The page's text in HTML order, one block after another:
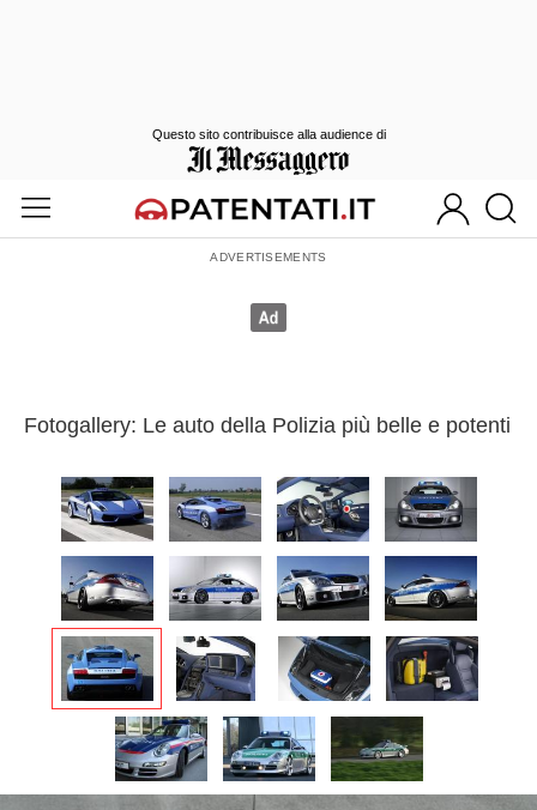
Fotogallery: Le auto della Polizia più belle e potenti
Questo sito contribuisce alla audience di